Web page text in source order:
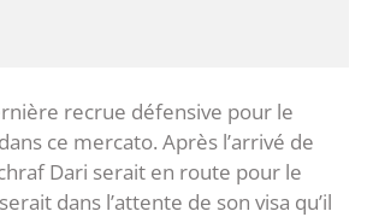
recrue défensive pour le
ce mercato. Après l’arrivé de
Dari serait en route pour le
dans l’attente de son visa qu’il